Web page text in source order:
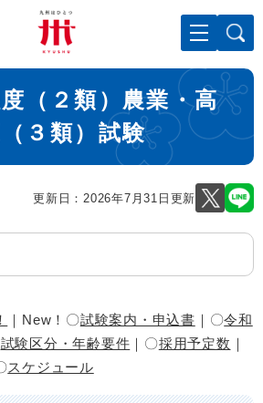
ューを飛ばして本文へ
（２類）農業・高
３類）試験
更新日：2026年7月31日更新
｜New！〇試験案内・申込書 ｜​〇令和
試験区分・年齢要件 ｜〇​採用予定数 ｜
スケジュール